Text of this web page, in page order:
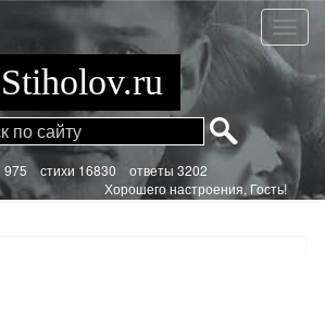
Stiholov.ru
975стихи 16830 ответы 3202
Хорошего настроения, Гость!